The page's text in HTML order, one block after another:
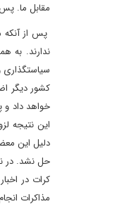
مقابل ما.
پس از آنکه
ندارند. به
کشور دیگر
خواهد داد و
این نتیجه
دلیل این
حل نشد. در
کرات در